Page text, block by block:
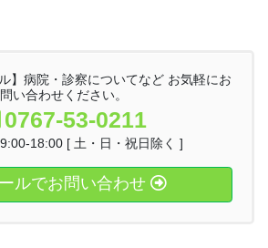
】病院・診察についてなど お気軽にお
問い合わせください。
0767-53-0211
18:00 [ 土・日・祝日除く ]
ルでお問い合わせ